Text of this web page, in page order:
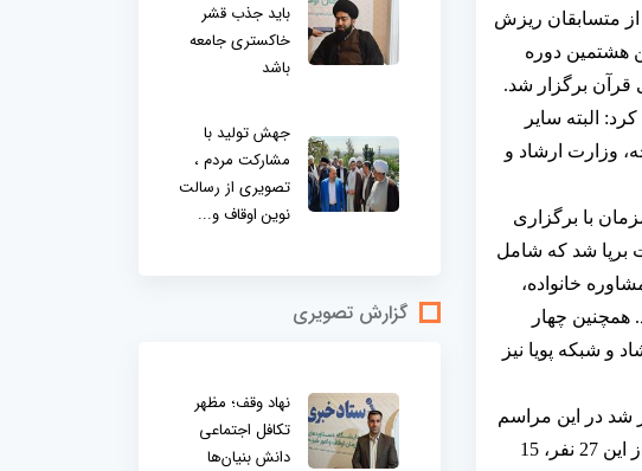
از متسابقان ریزش
همچنین هشتمین دوره
قرآن برگزار شد.
البته سایر
وزارت ارشاد و
با برگزاری
برپا شد که شامل
خانواده،
همچنین چهار
و شبکه پویا نیز
شد در این مراسم
از برترین ها تقدیر شد. 27 نفر حائز رتبه برتر شدند که 9 نفر یعنی یک سوم آنها از جمهوری اسلامی بودند و از این 27 نفر، 15
باید جذب قشر
خاکستری جامعه
باشد
جهش تولید با
مشارکت مردم ،
تصویری از رسالت
نوین اوقاف و...
گزارش تصویری
نهاد وقف؛ مظهر
تکافل اجتماعی
دانش بنیان‌ها